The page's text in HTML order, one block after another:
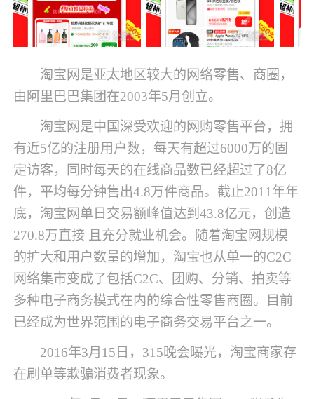
淘宝网是亚太地区较大的网络零售、商圈，
由阿里巴巴集团在2003年5月创立。
淘宝网是中国深受欢迎的网购零售平台，拥
有近5亿的注册用户数，每天有超过6000万的固
定访客，同时每天的在线商品数已经超过了8亿
件，平均每分钟售出4.8万件商品。截止2011年年
底，淘宝网单日交易额峰值达到43.8亿元，创造
270.8万直接 且充分就业机会。随着淘宝网规模
的扩大和用户数量的增加，淘宝也从单一的C2C
网络集市变成了包括C2C、团购、分销、拍卖等
多种电子商务模式在内的综合性零售商圈。目前
已经成为世界范围的电子商务交易平台之一。
2016年3月15日，315晚会曝光，淘宝商家存
在刷单等欺骗消费者现象。